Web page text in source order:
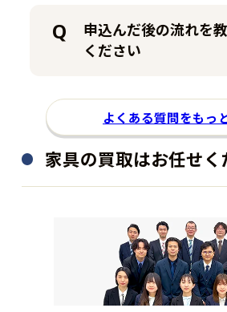
申込んだ後の流れを
ください
よくある質問をもっ
家具の買取はお任せく